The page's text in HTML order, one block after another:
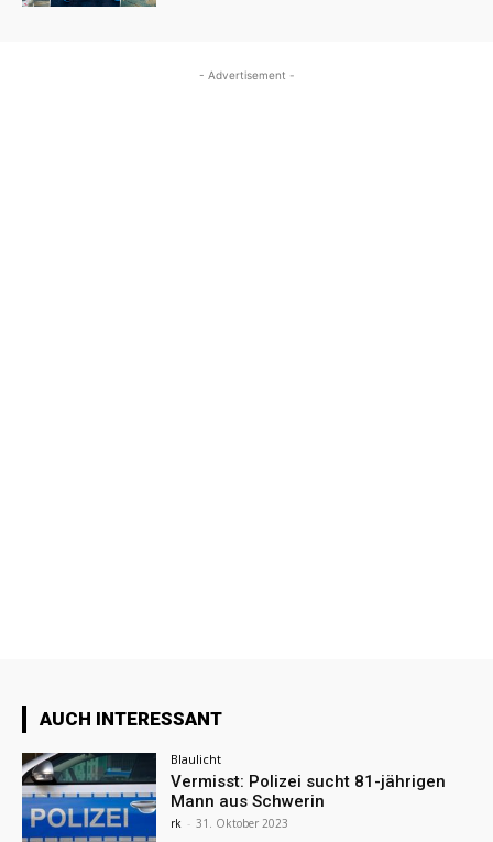
- Advertisement -
AUCH INTERESSANT
Blaulicht
Vermisst: Polizei sucht 81-jährigen
Mann aus Schwerin
rk - 31. Oktober 2023